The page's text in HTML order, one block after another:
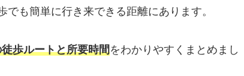
も簡単に行き来できる距離にあります。
歩ルートと所要時間をわかりやすくまとめまし